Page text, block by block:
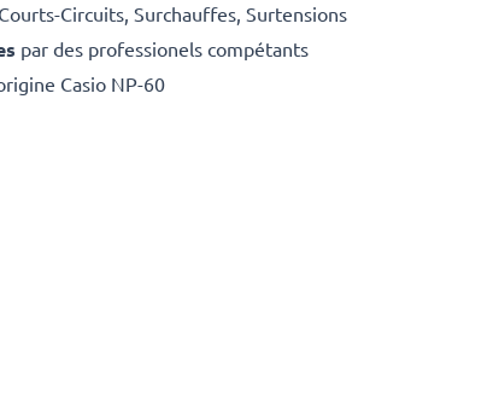
Circuits, Surchauffes, Surtensions
par des professionels compétants
Casio NP-60